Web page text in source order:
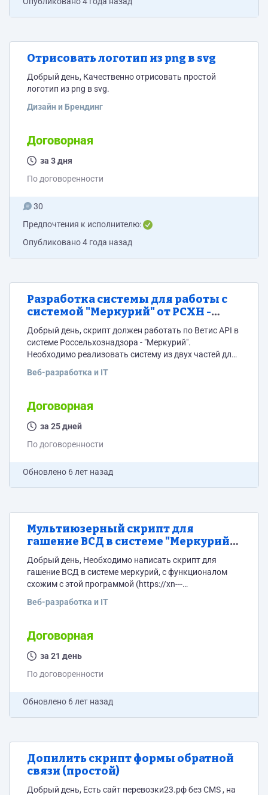
Отрисовать логотип из png в svg
Добрый день, Качественно отрисовать простой
логотип из png в svg.
Дизайн и Брендинг
Договорная
за 3 дня
По договоренности
30
Предпочтения к исполнителю:
Опубликовано4 года назад
Разработка системы для работы с
системой "Меркурий" от РСХН -
подтверждение ВСД в ТТН (вывод
(все, период), подтверждение всех
или выбранных). Клиентская часть
и админская (управление:
редактирование, удаление,
API "Ветис".
Добрый день, скрипт должен работать по Ветис API в
системе Россельхознадзора - "Меркурий".
Необходимо реализовать систему из двух частей для
часть: у каждого клиента своя пара логин-пароль,
функционал примерно такой же, как у программы
(#нереклама:mercuryhelper.ru), видно на скриншоте.
Админская часть: верстка, добавление
должна...
Веб-разработка и IT
Договорная
за 25 дней
По договоренности
Обновлено 6 лет назад
Мультиюзерный скрипт для
гашение ВСД в системе "Меркурий",
с веб-интерфейсом и админ-
панелью контроля учетных
записей
Добрый день, Необходимо написать скрипт для
гашение ВСД в системе меркурий, с функционалом
схожим с этой программой (https://xn---
от Россельхознадзора есть работа по API, через нее и
(у каждого человека свой логин/пароль) и
админпанелью управления этими аккаунтами
(внесение изменений, блокировка аккаунтов,
Веб-разработка и IT
Договорная
за 21 день
По договоренности
Обновлено 6 лет назад
Допилить скрипт формы обратной
связи (простой)
Добрый день, Есть сайт перевозки23.рф без CMS , на